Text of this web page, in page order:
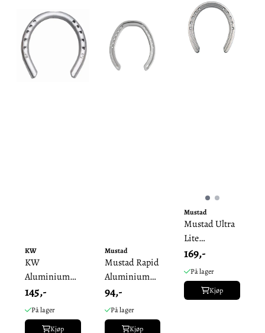
KW
KW
Aluminium
Halvrund -
Fram
145,-
På lager
Kjøp
Mustad
Mustad Rapid
Aluminium
m/ Sidekapper
- Bak
94,-
På lager
Kjøp
Mustad
Mustad Ultra
Lite
Aluminium -
Fram
169,-
På lager
Kjøp